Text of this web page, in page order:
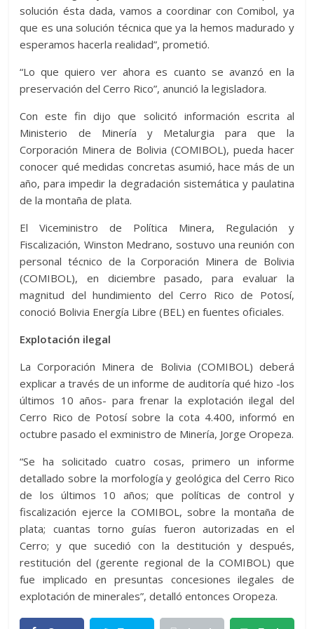
solución ésta dada, vamos a coordinar con Comibol, ya
que es una solución técnica que ya la hemos madurado y
esperamos hacerla realidad”, prometió.
“Lo que quiero ver ahora es cuanto se avanzó en la
preservación del Cerro Rico”, anunció la legisladora.
Con este fin dijo que solicitó información escrita al
Ministerio de Minería y Metalurgia para que la
Corporación Minera de Bolivia (COMIBOL), pueda hacer
conocer qué medidas concretas asumió, hace más de un
año, para impedir la degradación sistemática y paulatina
de la montaña de plata.
El Viceministro de Política Minera, Regulación y
Fiscalización, Winston Medrano, sostuvo una reunión con
personal técnico de la Corporación Minera de Bolivia
(COMIBOL), en diciembre pasado, para evaluar la
magnitud del hundimiento del Cerro Rico de Potosí,
conoció Bolivia Energía Libre (BEL) en fuentes oficiales.
Explotación ilegal
La Corporación Minera de Bolivia (COMIBOL) deberá
explicar a través de un informe de auditoría qué hizo -los
últimos 10 años- para frenar la explotación ilegal del
Cerro Rico de Potosí sobre la cota 4.400, informó en
octubre pasado el exministro de Minería, Jorge Oropeza.
“Se ha solicitado cuatro cosas, primero un informe
detallado sobre la morfología y geológica del Cerro Rico
de los últimos 10 años; que políticas de control y
fiscalización ejerce la COMIBOL, sobre la montaña de
plata; cuantas torno guías fueron autorizadas en el
Cerro; y que sucedió con la destitución y después,
restitución del (gerente regional de la COMIBOL) que
fue implicado en presuntas concesiones ilegales de
explotación de minerales”, detalló entonces Oropeza.